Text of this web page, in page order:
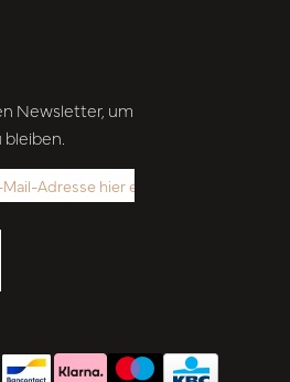
Newsletter, um